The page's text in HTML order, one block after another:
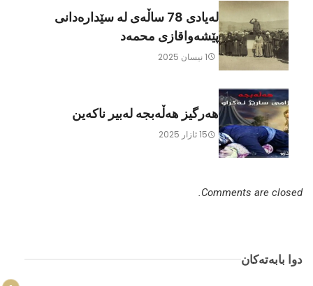
لەیادی 78 ساڵەی لە سێدارەدانی
پێشەواقازی محمەد
1 نیسان 2025
هەرگیز هەڵەبجە لەبیر ناکەین
15 ئازار 2025
Comments are closed.
دوا بابەتەکان